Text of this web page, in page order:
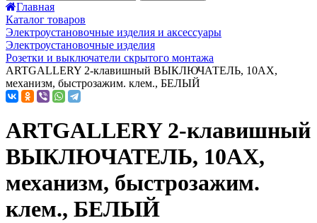
Главная
Каталог товаров
Электроустановочные изделия и аксессуары
Электроустановочные изделия
Розетки и выключатели скрытого монтажа
ARTGALLERY 2-клавишный ВЫКЛЮЧАТЕЛЬ, 10АХ,
механизм, быстрозажим. клем., БЕЛЫЙ
ARTGALLERY 2-клавишный
ВЫКЛЮЧАТЕЛЬ, 10АХ,
механизм, быстрозажим.
клем., БЕЛЫЙ